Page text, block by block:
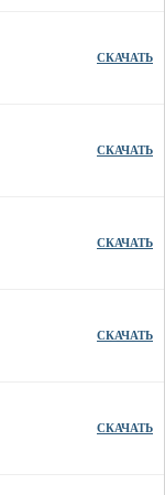
СКАЧАТЬ
СКАЧАТЬ
СКАЧАТЬ
СКАЧАТЬ
СКАЧАТЬ